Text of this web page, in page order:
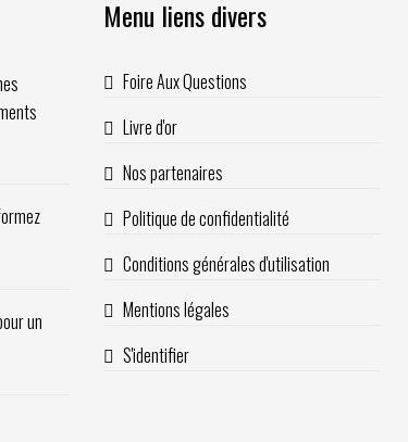
un
Menu liens divers
Foire Aux Questions
Livre d'or
Nos partenaires
Politique de confidentialité
Conditions générales d'utilisation
Mentions légales
S'identifier